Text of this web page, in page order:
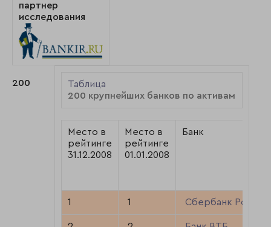
партнер
исследования
Таблица
200 крупнейших банков по активам
Место в
рейтинге
31.12.2008
Место в
рейтинге
01.01.2008
Банк
1 1 Сбербанк России
200